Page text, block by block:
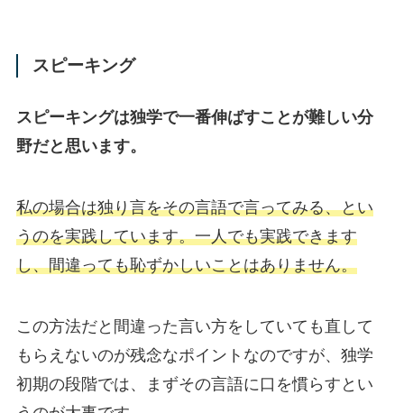
スピーキング
スピーキングは独学で一番伸ばすことが難しい分
野だと思います。
私の場合は独り言をその言語で言ってみる、とい
うのを実践しています。一人でも実践できます
し、間違っても恥ずかしいことはありません。
この方法だと間違った言い方をしていても直して
もらえないのが残念なポイントなのですが、独学
初期の段階では、まずその言語に口を慣らすとい